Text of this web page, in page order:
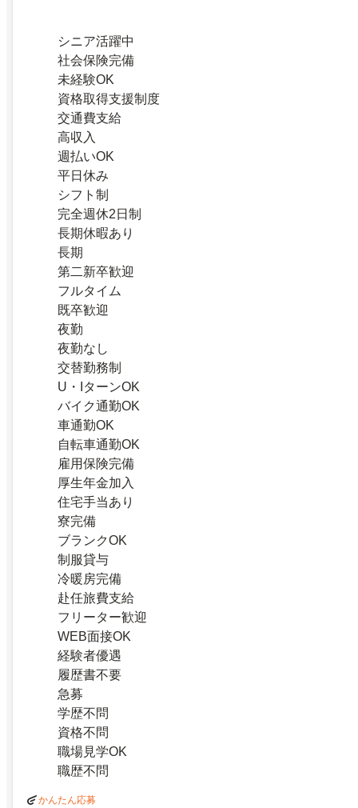
シニア活躍中
社会保険完備
未経験OK
資格取得支援制度
交通費支給
高収入
週払いOK
平日休み
シフト制
完全週休2日制
長期休暇あり
長期
第二新卒歓迎
フルタイム
既卒歓迎
夜勤
夜勤なし
交替勤務制
U・IターンOK
バイク通勤OK
車通勤OK
自転車通勤OK
雇用保険完備
厚生年金加入
住宅手当あり
寮完備
ブランクOK
制服貸与
冷暖房完備
赴任旅費支給
フリーター歓迎
WEB面接OK
経験者優遇
履歴書不要
急募
学歴不問
資格不問
職場見学OK
職歴不問
かんたん応募